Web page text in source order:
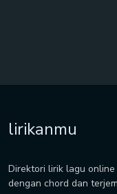
lirikanmu
Direktori lirik lagu
dengan chord dan